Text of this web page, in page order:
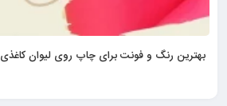
بهترین رنگ‌ و فونت برای چاپ روی لیوان کاغذی